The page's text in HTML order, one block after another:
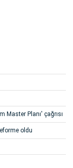
Master Planı' çağrısı
oldu